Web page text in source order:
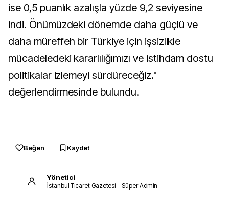
ise 0,5 puanlık azalışla yüzde 9,2 seviyesine
indi. Önümüzdeki dönemde daha güçlü ve
daha müreffeh bir Türkiye için işsizlikle
mücadeledeki kararlılığımızı ve istihdam dostu
politikalar izlemeyi sürdüreceğiz."
değerlendirmesinde bulundu.
Beğen Kaydet
Yönetici
İstanbul Ticaret Gazetesi – Süper Admin